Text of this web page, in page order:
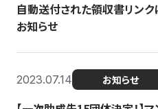
自動送付された領収書リン
お知らせ
2023.07.14 お知らせ